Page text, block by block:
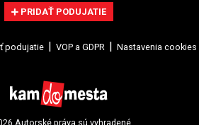
PRIDAŤ PODUJATIE
podujatie VOP a GDPR Nastavenia cookies
Autorské práva sú vyhradené.